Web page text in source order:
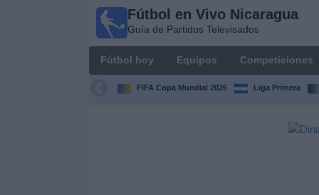
Fútbol en Vivo Nicaragua
Guía de Partidos Televisados
Fútbol hoy Equipos Competiciones
FIFA Copa Mundial 2026 Liga Primera
Fútbol en
Nicaragua